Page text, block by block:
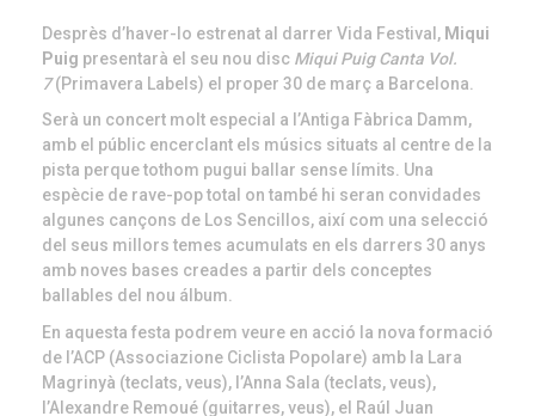
Desprès d’haver-lo estrenat al darrer Vida Festival, Miqui
Puig presentarà el seu nou disc Miqui Puig Canta Vol.
7(Primavera Labels) el proper 30 de març a Barcelona.
Serà un concert molt especial a l’Antiga Fàbrica Damm,
amb el públic encerclant els músics situats al centre de la
pista perque tothom pugui ballar sense límits. Una
espècie de rave-pop total on també hi seran convidades
algunes cançons de Los Sencillos, així com una selecció
del seus millors temes acumulats en els darrers 30 anys
amb noves bases creades a partir dels conceptes
ballables del nou álbum.
En aquesta festa podrem veure en acció la nova formació
de l’ACP (Associazione Ciclista Popolare) amb la Lara
Magrinyà (teclats, veus), l’Anna Sala (teclats, veus),
l’Alexandre Remoué (guitarres, veus), el Raúl Juan